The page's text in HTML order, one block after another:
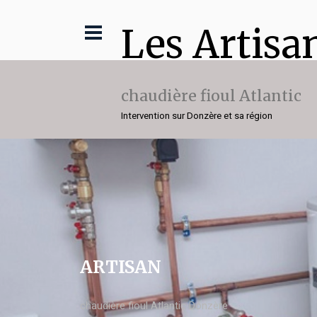
Les
chaudière fioul Atlantic
Intervention sur Donzère et sa région
ARTISAN
chaudière fioul Atlantic Donzère